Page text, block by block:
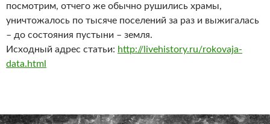
посмотрим, отчего же обычно рушились храмы,
уничтожалось по тысяче поселений за раз и выжигалась
– до состояния пустыни – земля.
Исходный адрес статьи: http://livehistory.ru/rokovaja-
data.html